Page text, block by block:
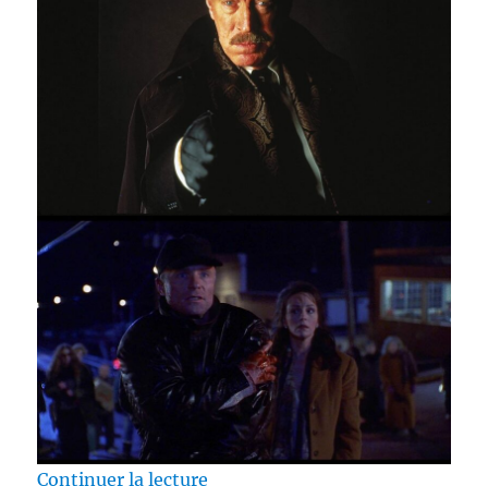
Continuer la lecture